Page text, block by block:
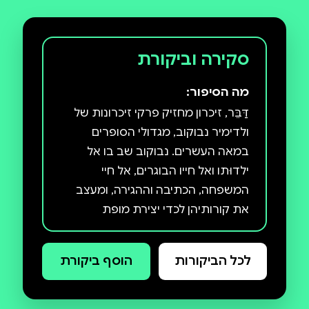
סקירה וביקורת
מה הסיפור:
דַּבֵּר, זיכרון מחזיק פרקי זיכרונות של
ולדימיר נבוקוב, מגדולי הסופרים
במאה העשרים. נבוקוב שב בו אל
ילדוּתו ואל חייו הבוגרים, אל חיי
המשפחה, הכתיבה וההגירה, ומעצב
את קורותיהן לכדי יצירת מופת
אוטוביוגרפית, הנוגעת בחוויית החיים
ובזיכרון המכונן אותה. כיום נחשב דַּבֵּר,
זיכרון על ידי רבים לא רק לאחד
לכל הביקורות הוסף ביקורת